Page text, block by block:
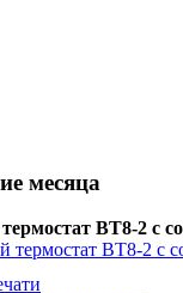
месяца
ВT8-2 с